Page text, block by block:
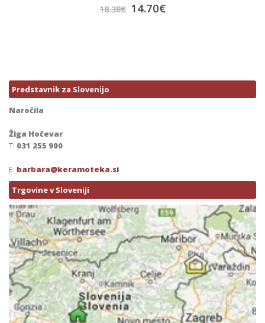
18.38€ 14.70€
Predstavnik za Slovenijo
Naročila
Žiga Hočevar
T: 031 255 900
E: barbara@keramoteka.si
Trgovine v Sloveniji